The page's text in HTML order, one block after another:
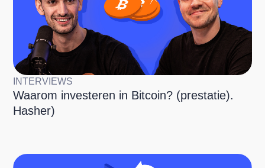
INTERVIEWS
Waarom investeren in Bitcoin? (prestatie).
Hasher)